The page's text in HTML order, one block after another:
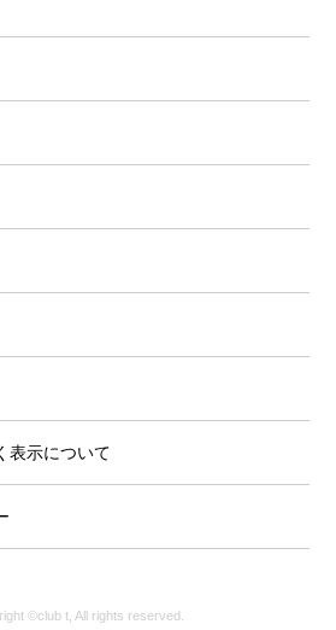
表示について
©club t, All rights reserved.